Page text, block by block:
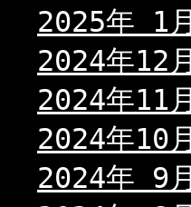
2025年 1月
2024年12月
2024年11月
2024年10月
2024年 9月